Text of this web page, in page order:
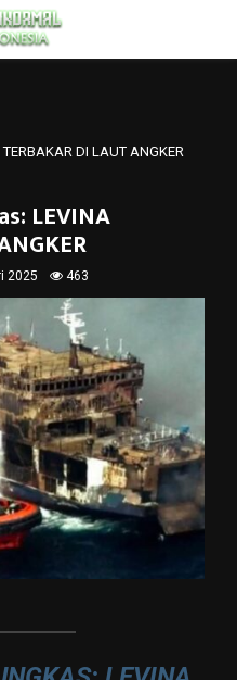
DI LAUT ANGKER
LEVINA
2025 463